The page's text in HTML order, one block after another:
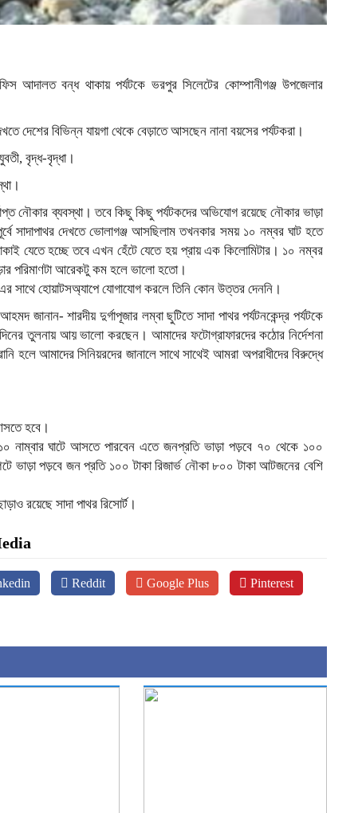
আদালত বন্ধ থাকায় পর্যটকে ভরপুর সিলেটের কোম্পানীগঞ্জ উপজেলার
দেশের বিভিন্ন যায়গা থেকে বেড়াতে আসছেন নানা বয়সের পর্যটকরা।
বৃদ্ধ-বৃদ্ধা।
নৌকার ব্যবস্থা। তবে কিছু কিছু পর্যটকদের অভিযোগ রয়েছে নৌকার ভাড়া
সাদাপাথর দেখতে ভোলাগঞ্জ আসছিলাম তখনকার সময় ১০ নম্বর ঘাট হতে
যেতে হচ্ছে তবে এখন হেঁটে যেতে হয় প্রায় এক কিলোমিটার। ১০ নম্বর
পরিমাণটা আরেকটু কম হলে ভালো হতো।
এর সাথে হোয়াটসঅ্যাপে যোগাযোগ করলে তিনি কোন উত্তর দেননি।
জানান- শারদীয় দুর্গাপূজার লম্বা ছুটিতে সাদা পাথর পর্যটনকেন্দ্র পর্যটকে
তুলনায় আয় ভালো করছেন। আমাদের ফটোগ্রাফারদের কঠোর নির্দেশনা
হলে আমাদের সিনিয়রদের জানালে সাথে সাথেই আমরা অপরাধীদের বিরুদ্ধে
হবে।
নাম্বার ঘাটে আসতে পারবেন এতে জনপ্রতি ভাড়া পড়বে ৭০ থেকে ১০০
ভাড়া পড়বে জন প্রতি ১০০ টাকা রিজার্ভ নৌকা ৮০০ টাকা আটজনের বেশি
রয়েছে সাদা পাথর রিসোর্ট।
Reddit Google Plus Pinterest